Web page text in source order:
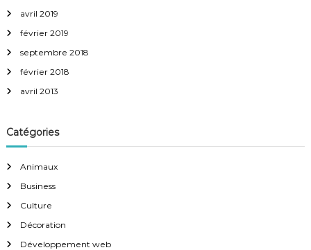
avril 2019
février 2019
septembre 2018
février 2018
avril 2013
Catégories
Animaux
Business
Culture
Décoration
Développement web